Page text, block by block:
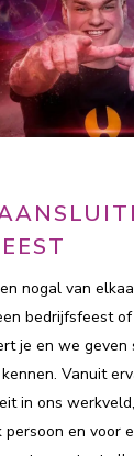
nogal van
bedrijfsfeest
je en we
Vanuit
in ons
persoon en voor